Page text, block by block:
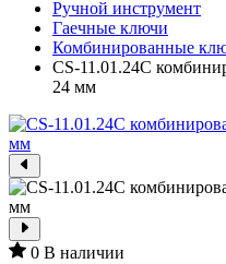
Ручной инструмент
Гаечные ключи
Комбинированные
CS-11.01.24C
24 мм
0 В наличии